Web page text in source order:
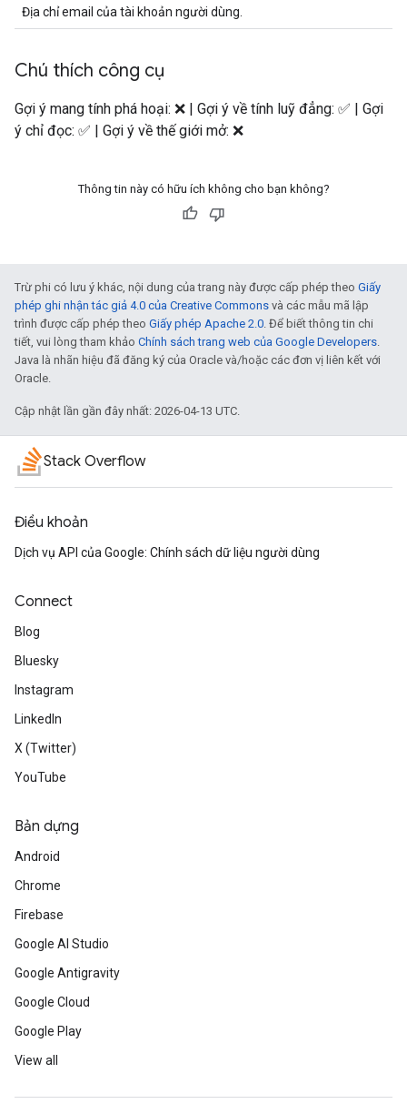
Địa chỉ email của tài khoản người dùng.
Chú thích công cụ
Gợi ý mang tính phá hoại: ❌ | Gợi ý về tính luỹ đẳng: ✅ | Gợi
ý chỉ đọc: ✅ | Gợi ý về thế giới mở: ❌
Thông tin này có hữu ích không cho bạn không?
Trừ phi có lưu ý khác, nội dung của trang này được cấp phép theo Giấy
phép ghi nhận tác giả 4.0 của Creative Commons và các mẫu mã lập
trình được cấp phép theo Giấy phép Apache 2.0. Để biết thông tin chi
tiết, vui lòng tham khảo Chính sách trang web của Google Developers.
Java là nhãn hiệu đã đăng ký của Oracle và/hoặc các đơn vị liên kết với
Oracle.
Cập nhật lần gần đây nhất: 2026-04-13 UTC.
Stack Overflow
Điều khoản
Dịch vụ API của Google: Chính sách dữ liệu người dùng
Connect
Blog
Bluesky
Instagram
LinkedIn
X (Twitter)
YouTube
Bản dựng
Android
Chrome
Firebase
Google AI Studio
Google Antigravity
Google Cloud
Google Play
View all